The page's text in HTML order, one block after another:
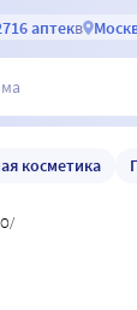
аптекв
косметика